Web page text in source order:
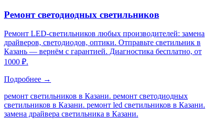
Ремонт светодиодных светильников
Ремонт LED-светильников любых производителей: замена
драйверов, светодиодов, оптики. Отправьте светильник в
Казань — вернём с гарантией. Диагностика бесплатно, от
1000 ₽.
Подробнее →
ремонт светильников в Казани. ремонт светодиодных
светильников в Казани. ремонт led светильников в Казани.
замена драйвера светильника в Казани.